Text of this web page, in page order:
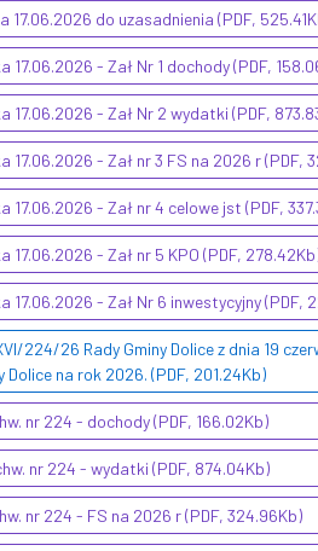
do uzasadnienia (PDF,
- Zał Nr 1 dochody (PDF,
17.06.2026 - Zał Nr 2 wydatki (PDF,
- Zał nr 3 FS na 2026 r (PDF,
- Zał nr 4 celowe jst (PDF,
- Zał nr 5 KPO (PDF,
17.06.2026 - Zał Nr 6 inwestycyjny (PDF,
224/26 Rady Gminy Dolice z dnia 19
na rok 2026. (PDF, 201.24Kb)
nr 224 - dochody (PDF, 166.02Kb)
nr 224 - wydatki (PDF, 874.04Kb)
nr 224 - FS na 2026 r (PDF, 324.96Kb)